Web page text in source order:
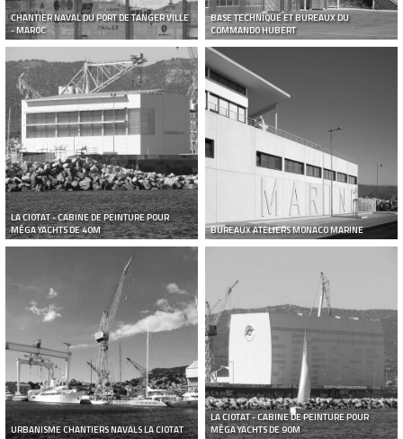
CHANTIER NAVAL DU PORT DE TANGER VILLE
- MAROC
BASE TECHNIQUE ET BUREAUX DU
COMMANDO HUBERT
LA CIOTAT - CABINE DE PEINTURE POUR
MÉGA YACHTS DE 40M
BUREAUX ATELIERS MONACO MARINE
URBANISME CHANTIERS NAVALS LA CIOTAT
LA CIOTAT - CABINE DE PEINTURE POUR
MÉGA YACHTS DE 90M